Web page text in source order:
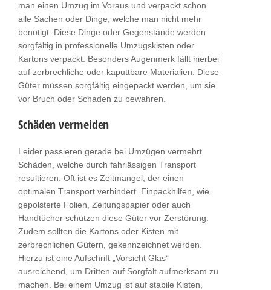
man einen Umzug im Voraus und verpackt schon
alle Sachen oder Dinge, welche man nicht mehr
benötigt. Diese Dinge oder Gegenstände werden
sorgfältig in professionelle Umzugskisten oder
Kartons verpackt. Besonders Augenmerk fällt hierbei
auf zerbrechliche oder kaputtbare Materialien. Diese
Güter müssen sorgfältig eingepackt werden, um sie
vor Bruch oder Schaden zu bewahren.
Schäden vermeiden
Leider passieren gerade bei Umzügen vermehrt
Schäden, welche durch fahrlässigen Transport
resultieren. Oft ist es Zeitmangel, der einen
optimalen Transport verhindert. Einpackhilfen, wie
gepolsterte Folien, Zeitungspapier oder auch
Handtücher schützen diese Güter vor Zerstörung.
Zudem sollten die Kartons oder Kisten mit
zerbrechlichen Gütern, gekennzeichnet werden.
Hierzu ist eine Aufschrift „Vorsicht Glas“
ausreichend, um Dritten auf Sorgfalt aufmerksam zu
machen. Bei einem Umzug ist auf stabile Kisten,